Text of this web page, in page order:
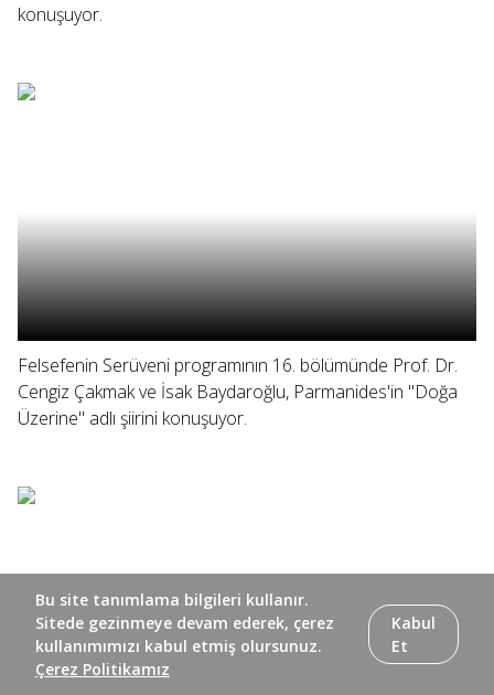
konuşuyor.
Felsefenin Serüveni programının 16. bölümünde Prof. Dr.
Cengiz Çakmak ve İsak Baydaroğlu, Parmanides'in "Doğa
Üzerine" adlı şiirini konuşuyor.
Bu site tanımlama bilgileri kullanır.
Sitede gezinmeye devam ederek, çerez
kullanımımızı kabul etmiş olursunuz.
Çerez Politikamız
Kabul
Et